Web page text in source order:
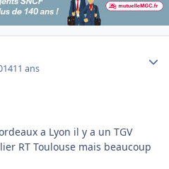
11 ans
a Lyon il y a un TGV
RT Toulouse mais beaucoup